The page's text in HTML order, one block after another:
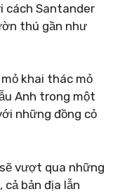
cách Santander
thú gần như
khai thác mỏ
Anh trong một
những đồng cỏ
vượt qua những
bản địa lẫn